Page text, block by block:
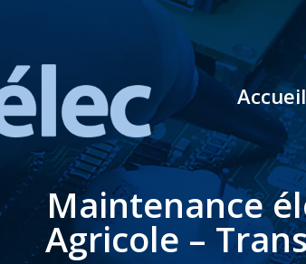
Accueil
Maintenance
Agricole –